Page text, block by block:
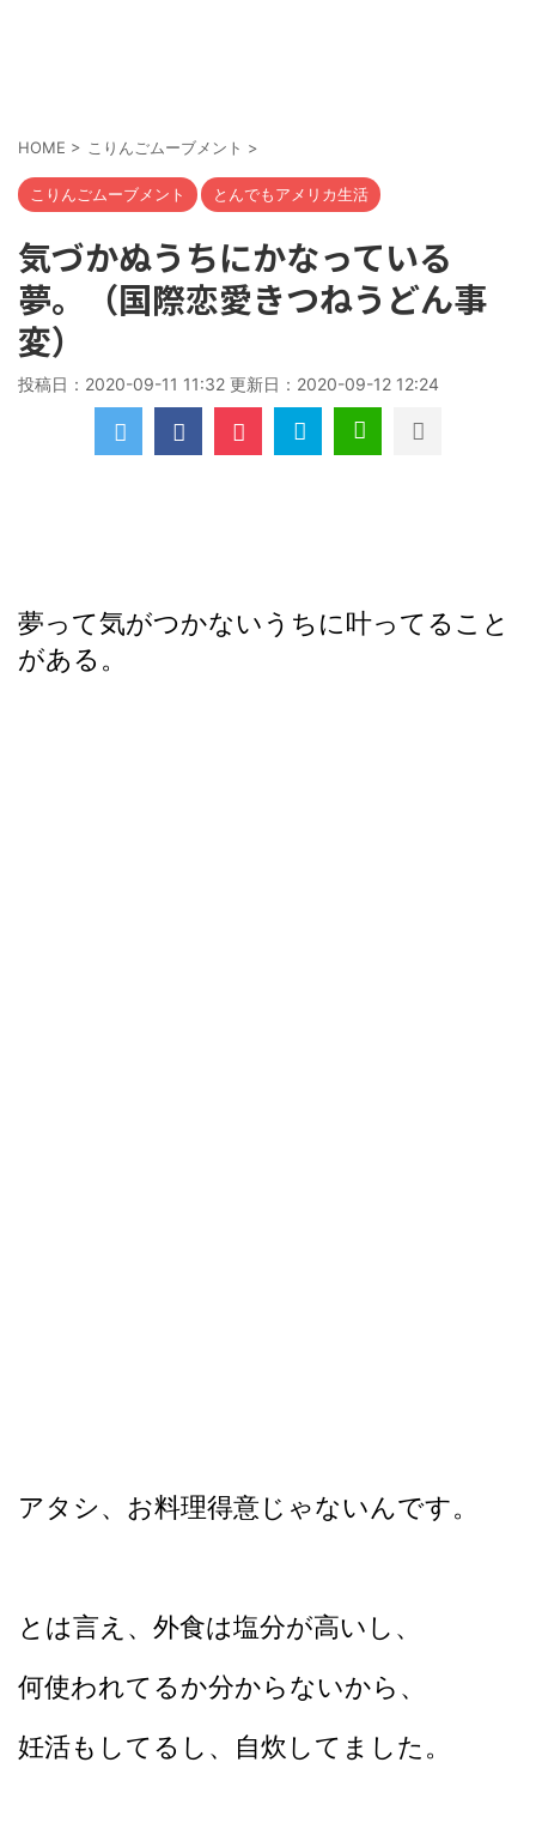
HOME > こりんごムーブメント >
こりんごムーブメント とんでもアメリカ生活
気づかぬうちにかなっている
夢。（国際恋愛きつねうどん事
変）
投稿日：2020-09-11 11:32 更新日： 2020-09-12 12:24
夢って気がつかないうちに叶ってること
がある。
アタシ、お料理得意じゃないんです。
とは言え、外食は塩分が高いし、
何使われてるか分からないから、
妊活もしてるし、自炊してました。